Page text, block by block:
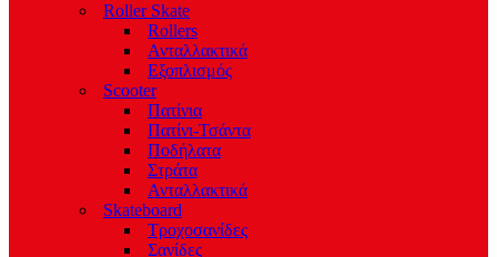
Roller Skate
Rollers
Ανταλλακτικά
Εξοπλισμός
Scooter
Πατίνια
Πατίνι-Τσάντα
Ποδήλατα
Στράτα
Ανταλλακτικά
Skateboard
Τροχοσανίδες
Σανίδες